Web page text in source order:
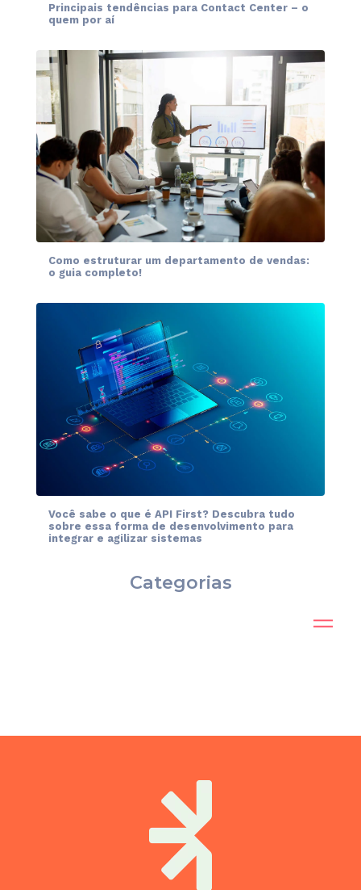
Principais tendências para Contact Center – o
quem por aí
Como estruturar um departamento de vendas:
o guia completo!
Você sabe o que é API First? Descubra tudo
sobre essa forma de desenvolvimento para
integrar e agilizar sistemas
Categorias